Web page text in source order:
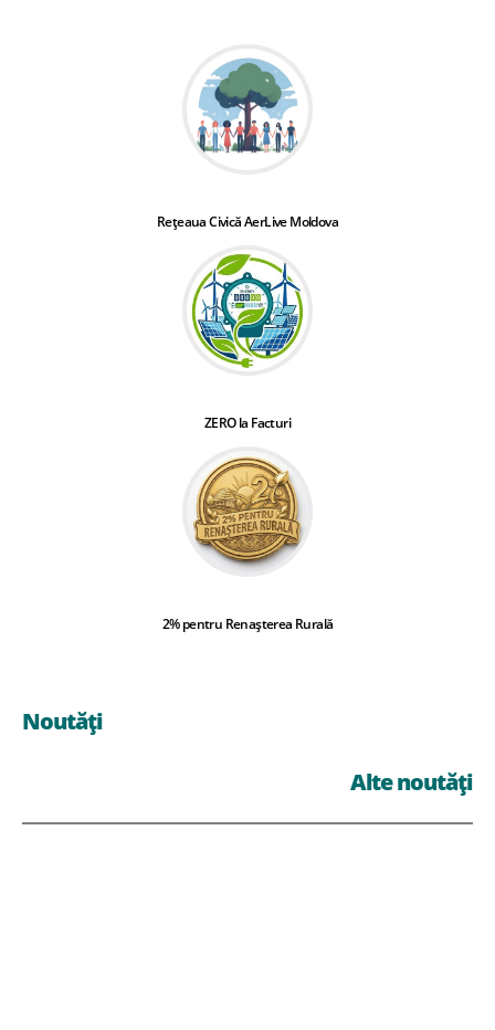
Rețeaua Civică AerLive Moldova
ZERO la Facturi
2% pentru Renașterea Rurală
Noutăți
Alte noutăți